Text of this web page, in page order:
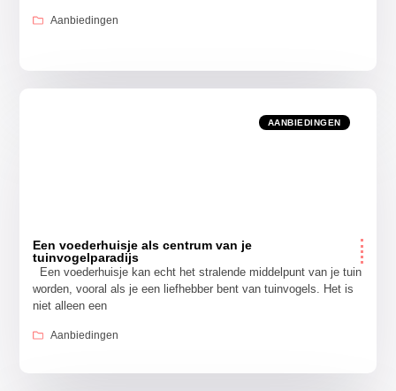
Aanbiedingen
AANBIEDINGEN
Een voederhuisje als centrum van je
tuinvogelparadijs
Een voederhuisje kan echt het stralende middelpunt van je tuin
worden, vooral als je een liefhebber bent van tuinvogels. Het is
niet alleen een
Aanbiedingen